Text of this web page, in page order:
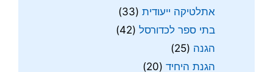
אתלטיקה ייעודית (33)
בתי ספר לכדורסל (42)
הגנה (25)
הגנת היחיד (20)